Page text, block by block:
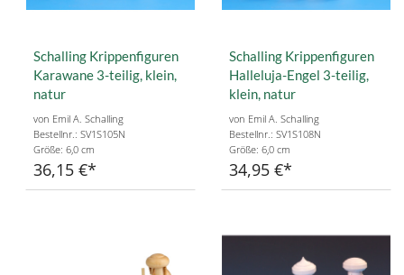
Schalling Krippenfiguren
Karawane 3-teilig, klein,
natur
von Emil A. Schalling
Bestellnr.: SV1S105N
Größe: 6,0 cm
36,15 €
Schalling Krippenfiguren
Halleluja-Engel 3-teilig,
klein, natur
von Emil A. Schalling
Bestellnr.: SV1S108N
Größe: 6,0 cm
34,95 €